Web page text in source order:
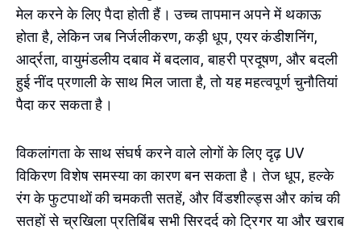
मेल करने के लिए पैदा होती हैं। उच्च तापमान अपने में थकाऊ
होता है, लेकिन जब निर्जलीकरण, कड़ी धूप, एयर कंडीशनिंग,
आर्द्रता, वायुमंडलीय दबाव में बदलाव, बाहरी प्रदूषण, और बदली
हुई नींद प्रणाली के साथ मिल जाता है, तो यह महत्वपूर्ण चुनौतियां
पैदा कर सकता है।
विकलांगता के साथ संघर्ष करने वाले लोगों के लिए दृढ़ UV
विकिरण विशेष समस्या का कारण बन सकता है। तेज धूप, हल्के
रंग के फुटपाथों की चमकती सतहें, और विंडशील्ड्स और कांच की
सतहों से च्रखिला प्रतिबिंब सभी सिरदर्द को ट्रिगर या और खराब